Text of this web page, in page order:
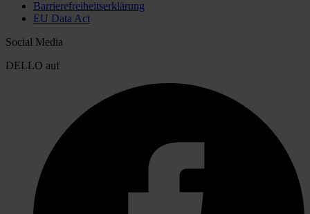
Barrierefreiheitserklärung
EU Data Act
Social Media
DELLO auf